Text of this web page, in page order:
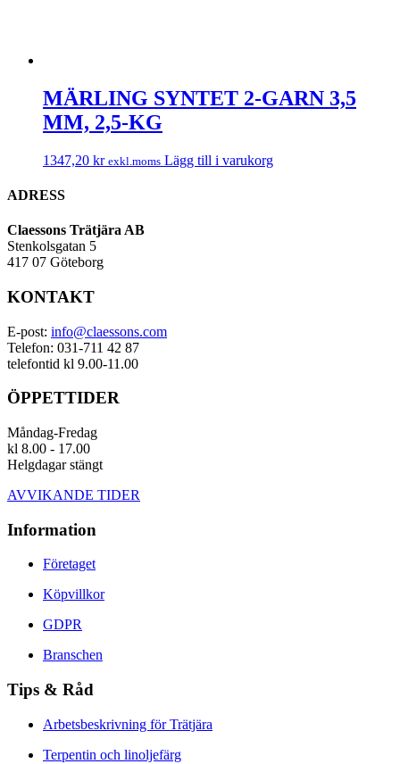
MÄRLING SYNTET 2-GARN 3,5
MM, 2,5-KG
1347,20 kr exkl.moms Lägg till i varukorg
ADRESS
Claessons Trätjära AB
Stenkolsgatan 5
417 07 Göteborg
KONTAKT
E-post: info@claessons.com
Telefon: 031-711 42 87
telefontid kl 9.00-11.00
ÖPPETTIDER
Måndag-Fredag
kl 8.00 - 17.00
Helgdagar stängt
AVVIKANDE TIDER
Information
Företaget
Köpvillkor
GDPR
Branschen
Tips & Råd
Arbetsbeskrivning för Trätjära
Terpentin och linoljefärg